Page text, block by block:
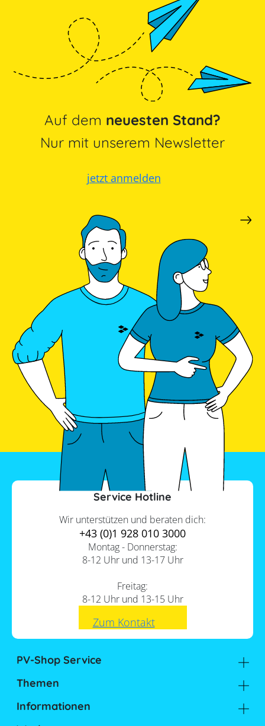
Auf dem neuesten Stand?
Nur mit unserem Newsletter
jetzt anmelden
Service Hotline
Wir unterstützen und beraten dich:
+43 (0)1 928 010 3000
Montag - Donnerstag:
8-12 Uhr und 13-17 Uhr
Freitag:
8-12 Uhr und 13-15 Uhr
Zum Kontakt
PV-Shop Service
Academy
Support
Themen
Sektorenkopplung
Informationen
Unternehmen